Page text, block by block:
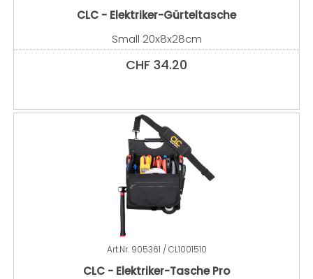
CLC - Elektriker-Gürteltasche
Small 20x8x28cm
CHF 34.20
Art.Nr. 905361 / CL1001510
CLC - Elektriker-Tasche Pro